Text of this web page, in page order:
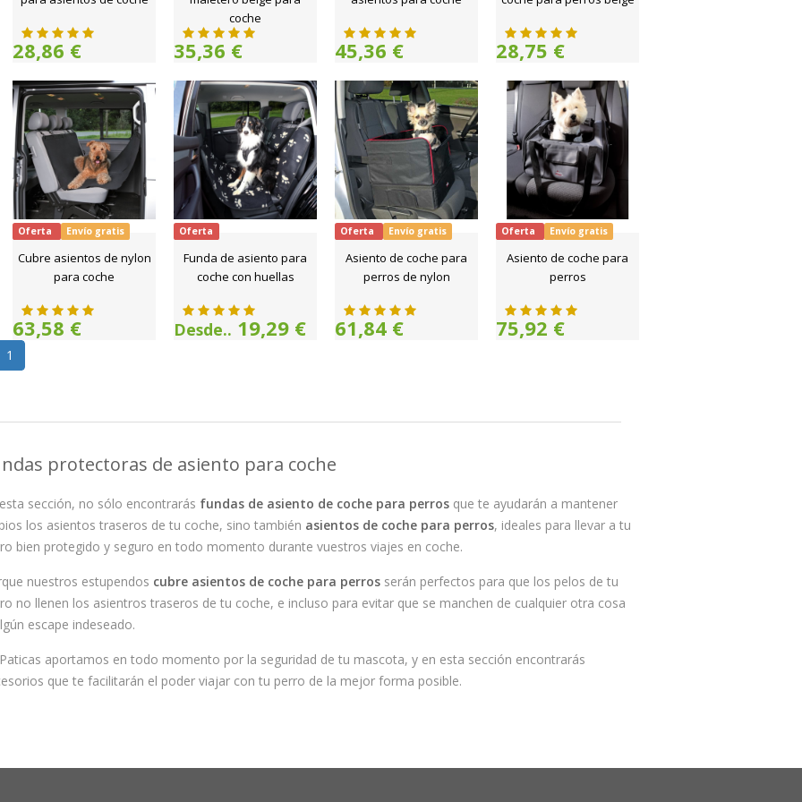
28,86 €
coche
35,36 € 45,36 € 28,75 €
Oferta Envío gratis
Cubre asientos de nylon
para coche
63,58 €
Oferta
Funda de asiento para
coche con huellas
Desde.. 19,29 €
Oferta Envío gratis
Asiento de coche para
perros de nylon
61,84 €
Oferta Envío gratis
Asiento de coche para
perros
75,92 €
1
protectoras de asiento para coche
sección, no sólo encontrarás fundas de asiento de coche para perros que te ayudarán a mantener
los asientos traseros de tu coche, sino también asientos de coche para perros, ideales para llevar a tu
bien protegido y seguro en todo momento durante vuestros viajes en coche.
nuestros estupendos cubre asientos de coche para perros serán perfectos para que los pelos de tu
no llenen los asientros traseros de tu coche, e incluso para evitar que se manchen de cualquier otra cosa
escape indeseado.
aportamos en todo momento por la seguridad de tu mascota, y en esta sección encontrarás
que te facilitarán el poder viajar con tu perro de la mejor forma posible.